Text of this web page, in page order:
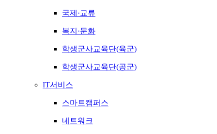
국제·교류
복지·문화
학생군사교육단(육군)
학생군사교육단(공군)
IT서비스
스마트캠퍼스
네트워크